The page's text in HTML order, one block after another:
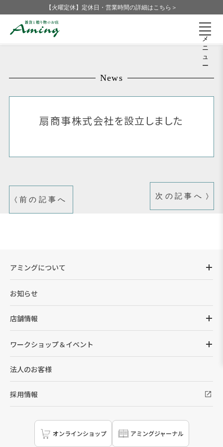
【火曜定休】定休日・営業時間の詳細はこちら＞
メ
ニ
ュ
ー
News
扇商事株式会社を設立しました
前の記事へ 次の記事へ
アミングについて
お知らせ
店舗情報
ワークショップ＆イベント
法人のお客様
採用情報
オンラインショップ アミングジャーナル